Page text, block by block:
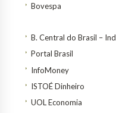
Bovespa
B. Central do Brasil –
Portal Brasil
InfoMoney
ISTOÉ Dinheiro
UOL Economia